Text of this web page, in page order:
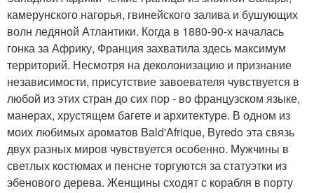
камерунского нагорья, гвинейского залива и бушующих
волн ледяной Атлантики. Когда в 1880-90-х началась
гонка за Африку, Франция захватила здесь максимум
территорий. Несмотря на деколонизацию и признание
независимости, присутствие завоевателя чувствуется в
любой из этих стран до сих пор - во французском языке,
манерах, хрустящем багете и архитектуре. В одном из
моих любимых ароматов Bald'Afrique, Byredo эта связь
двух разных миров чувствуется особенно. Мужчины в
светлых костюмах и пенсне торгуются за статуэтки из
эбенового дерева. Женщины сходят с корабля в порту